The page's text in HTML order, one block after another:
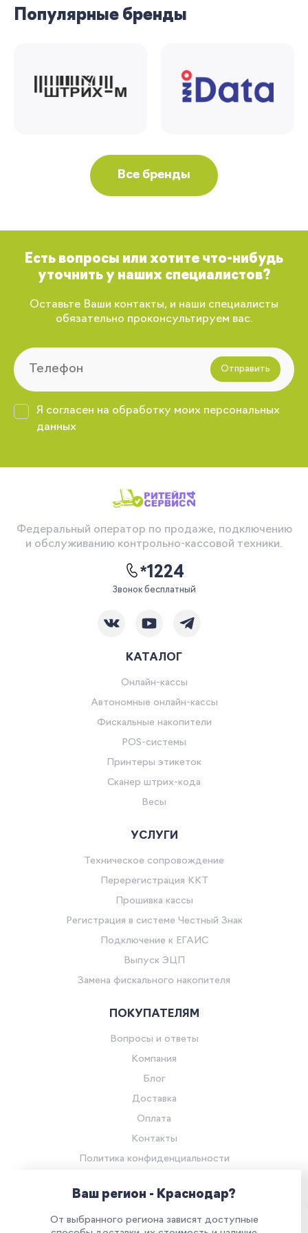
Популярные бренды
Все бренды
Есть вопросы или хотите что-нибудь
уточнить у наших специалистов?
Оставьте Ваши контакты, и наши специалисты
обязательно проконсультируем вас.
Отправить
Я согласен на обработку моих персональных
данных
Федеральный оператор по продаже, подключению
и обслуживанию контрольно-кассовой техники.
*1224
Звонок бесплатный
КАТАЛОГ
Онлайн-кассы
Автономные онлайн-кассы
Фискальные накопители
POS-системы
Принтеры этикеток
Сканер штрих-кода
Весы
УСЛУГИ
Техническое сопровождение
Перерегистрация ККТ
Прошивка кассы
Регистрация в системе Честный Знак
Подключение к ЕГАИС
Выпуск ЭЦП
Замена фискального накопителя
ПОКУПАТЕЛЯМ
Вопросы и ответы
Компания
Блог
Доставка
Оплата
Контакты
Политика конфиденциальности
Все права защищены.
Ваш регион - Краснодар?
От выбранного региона зависят доступные